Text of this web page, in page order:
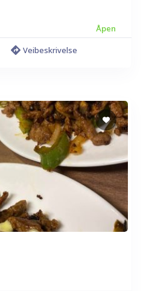
Åpen
Veibeskrivelse